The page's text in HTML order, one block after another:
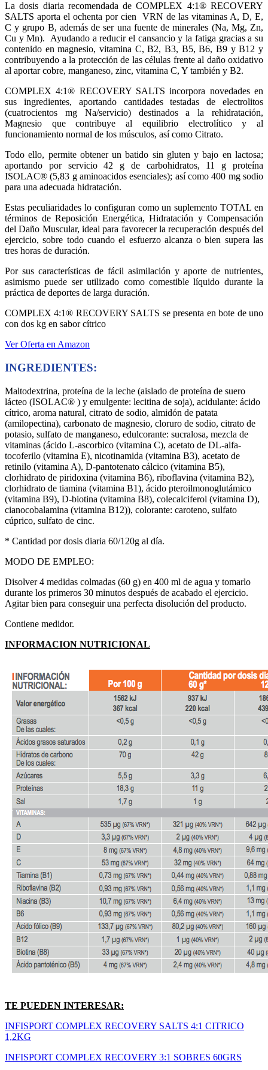
La dosis diaria recomendada de COMPLEX 4:1® RECOVERY
SALTS aporta el ochenta por cien VRN de las vitaminas A, D, E,
C y grupo B, además de ser una fuente de minerales (Na, Mg, Zn,
Cu y Mn). Ayudando a reducir el cansancio y la fatiga gracias a su
contenido en magnesio, vitamina C, B2, B3, B5, B6, B9 y B12 y
contribuyendo a la protección de las células frente al daño oxidativo
al aportar cobre, manganeso, zinc, vitamina C, Y también y B2.
COMPLEX 4:1® RECOVERY SALTS incorpora novedades en
sus ingredientes, aportando cantidades testadas de electrolitos
(cuatrocientos mg Na/servicio) destinados a la rehidratación,
Magnesio que contribuye al equilibrio electrolítico y al
funcionamiento normal de los músculos, así como Citrato.
Todo ello, permite obtener un batido sin gluten y bajo en lactosa;
aportando por servicio 42 g de carbohidratos, 11 g proteína
ISOLAC® (5,83 g aminoacidos esenciales); así como 400 mg sodio
para una adecuada hidratación.
Estas peculiaridades lo configuran como un suplemento TOTAL en
términos de Reposición Energética, Hidratación y Compensación
del Daño Muscular, ideal para favorecer la recuperación después del
ejercicio, sobre todo cuando el esfuerzo alcanza o bien supera las
tres horas de duración.
Por sus características de fácil asimilación y aporte de nutrientes,
asimismo puede ser utilizado como comestible líquido durante la
práctica de deportes de larga duración.
COMPLEX 4:1® RECOVERY SALTS se presenta en bote de uno
con dos kg en sabor cítrico
Ver Oferta en Amazon
INGREDIENTES:
Maltodextrina, proteína de la leche (aislado de proteína de suero
lácteo (ISOLAC® ) y emulgente: lecitina de soja), acidulante: ácido
cítrico, aroma natural, citrato de sodio, almidón de patata
(amilopectina), carbonato de magnesio, cloruro de sodio, citrato de
potasio, sulfato de manganeso, edulcorante: sucralosa, mezcla de
vitaminas (ácido L-ascorbico (vitamina C), acetato de DL-alfa-
tocoferilo (vitamina E), nicotinamida (vitamina B3), acetato de
retinilo (vitamina A), D-pantotenato cálcico (vitamina B5),
clorhidrato de piridoxina (vitamina B6), riboflavina (vitamina B2),
clorhidrato de tiamina (vitamina B1), ácido pteroilmonoglutámico
(vitamina B9), D-biotina (vitamina B8), colecalciferol (vitamina D),
cianocobalamina (vitamina B12)), colorante: caroteno, sulfato
cúprico, sulfato de cinc.
* Cantidad por dosis diaria 60/120g al día.
MODO DE EMPLEO:
Disolver 4 medidas colmadas (60 g) en 400 ml de agua y tomarlo
durante los primeros 30 minutos después de acabado el ejercicio.
Agitar bien para conseguir una perfecta disolución del producto.
Contiene medidor.
INFORMACION NUTRICIONAL
TE PUEDEN INTERESAR:
INFISPORT COMPLEX RECOVERY SALTS 4:1 CITRICO
1,2KG
INFISPORT COMPLEX RECOVERY 3:1 SOBRES 60GRS